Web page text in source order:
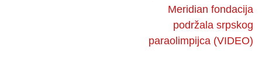
Meridian fondacija
podržala srpskog
paraolimpijca (VIDEO)